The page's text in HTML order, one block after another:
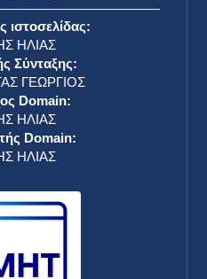
ιστοσελίδας:
ΗΛΙΑΣ
Σύνταξης:
ΓΕΩΡΓΙΟΣ
Domain:
ΗΛΙΑΣ
Domain:
ΗΛΙΑΣ